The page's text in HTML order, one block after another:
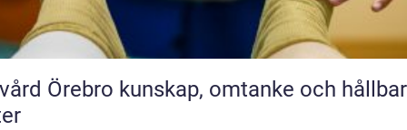
kunskap, omtanke och hållbara